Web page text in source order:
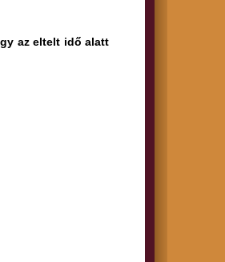
az eltelt idő alatt